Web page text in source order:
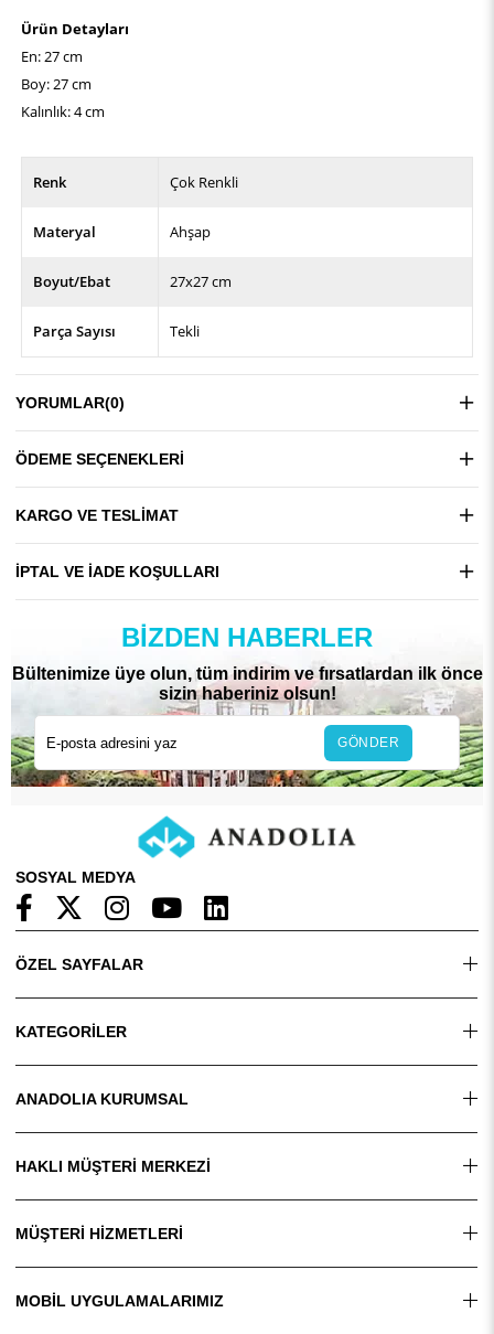
Ürün Detayları
En: 27 cm
Boy: 27 cm
Kalınlık: 4 cm
Renk Çok Renkli
Materyal Ahşap
Boyut/Ebat 27x27 cm
Parça Sayısı Tekli
YORUMLAR(0)
ÖDEME SEÇENEKLERI
KARGO VE TESLIMAT
İPTAL VE İADE KOŞULLARI
BIZDEN HABERLER
Bültenimize üye olun, tüm indirim ve fırsatlardan ilk önce
sizin haberiniz olsun!
GÖNDER
SOSYAL MEDYA
ÖZEL SAYFALAR
KATEGORİLER
ANADOLIA KURUMSAL
HAKLI MÜŞTERİ MERKEZİ
MÜŞTERİ HİZMETLERİ
MOBİL UYGULAMALARIMIZ